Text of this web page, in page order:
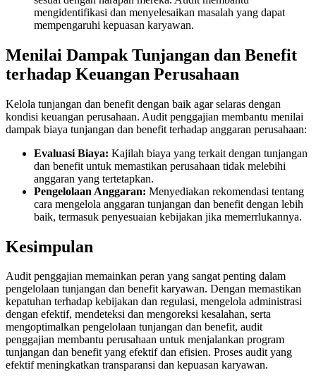
mengidentifikasi dan menyelesaikan masalah yang dapat
mempengaruhi kepuasan karyawan.
Menilai Dampak Tunjangan dan Benefit
terhadap Keuangan Perusahaan
Kelola tunjangan dan benefit dengan baik agar selaras dengan
kondisi keuangan perusahaan. Audit penggajian membantu menilai
dampak biaya tunjangan dan benefit terhadap anggaran perusahaan:
Evaluasi Biaya: Kajilah biaya yang terkait dengan tunjangan
dan benefit untuk memastikan perusahaan tidak melebihi
anggaran yang tertetapkan.
Pengelolaan Anggaran: Menyediakan rekomendasi tentang
cara mengelola anggaran tunjangan dan benefit dengan lebih
baik, termasuk penyesuaian kebijakan jika memerrlukannya.
Kesimpulan
Audit penggajian memainkan peran yang sangat penting dalam
pengelolaan tunjangan dan benefit karyawan. Dengan memastikan
kepatuhan terhadap kebijakan dan regulasi, mengelola administrasi
dengan efektif, mendeteksi dan mengoreksi kesalahan, serta
mengoptimalkan pengelolaan tunjangan dan benefit, audit
penggajian membantu perusahaan untuk menjalankan program
tunjangan dan benefit yang efektif dan efisien. Proses audit yang
efektif meningkatkan transparansi dan kepuasan karyawan.